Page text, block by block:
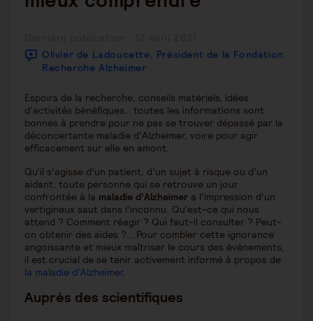
publiée :
Olivier de Ladoucette, Président de la Fondation
Recherche Alzheimer
Espoirs de la recherche, conseils matériels, idées
d’activités bénéfiques… toutes les informations sont
bonnes à prendre pour ne pas se trouver dépassé par la
déconcertante maladie d’Alzheimer, voire pour agir
efficacement sur elle en amont.
Qu’il s’agisse d’un patient, d’un sujet à risque ou d’un
aidant, toute personne qui se retrouve un jour
confrontée à la maladie d’Alzheimer a l’impression d’un
vertigineux saut dans l’inconnu. Qu’est-ce qui nous
attend ? Comment réagir ? Qui faut-il consulter ? Peut-
on obtenir des aides ?… Pour combler cette ignorance
angoissante et mieux maîtriser le cours des événements,
il est crucial de se tenir activement informé à propos de
la maladie d’Alzheimer.
Auprès des scientifiques